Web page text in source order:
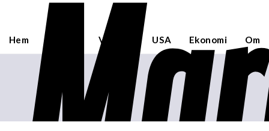
Hem Världen USA Ekonomi Om